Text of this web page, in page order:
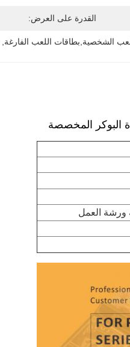
القدرة على العرض:
الشخصية,بطاقات اللعب الفارغة